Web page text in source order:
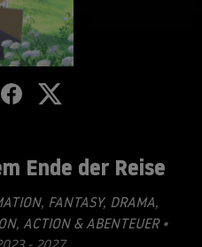
Ende der Reise
, FANTASY, DRAMA,
, ACTION & ABENTEUER•